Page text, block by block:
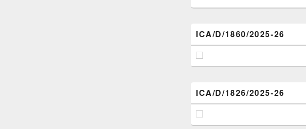
ICA/D/1860/2025-26
ICA/D/1826/2025-26